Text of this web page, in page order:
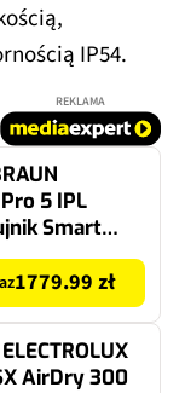
IP54.
REKLAMA
5 IPL
Smart
1779.99 zł
AirDry 300